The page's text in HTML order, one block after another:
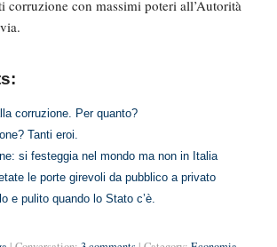
corruzione con massimi poteri all’Autorità
corruzione. Per quanto?
Tanti eroi.
si festeggia nel mondo ma non in Italia
le porte girevoli da pubblico a privato
e pulito quando lo Stato c’è.